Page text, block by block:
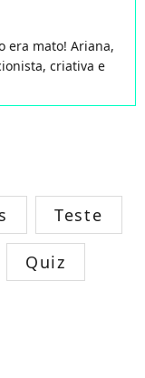
era mato! Ariana,
criativa e
Teste
Quiz